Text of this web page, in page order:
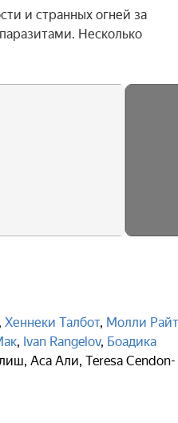
и странных огней за
Несколько
, Хеннеки Талбот, Молли Райт
, Ivan Rangelov, Боадика
, Аса Али, Teresa Cendon-